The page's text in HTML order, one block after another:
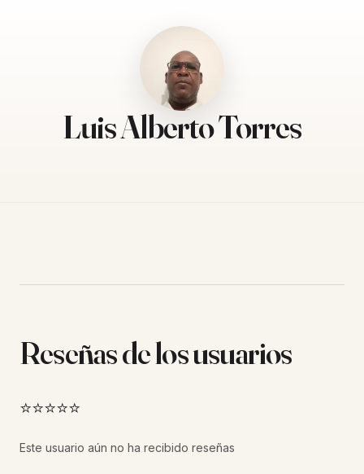
Luis Alberto Torres
Reseñas de los usuarios
⭐⭐⭐⭐⭐
Este usuario aún no ha recibido reseñas